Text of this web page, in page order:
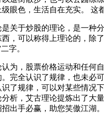
眼色，生活自在充实。 这
关于炒股的理论，是一种
，可以称得上理论的，除
字。
为，股票价格运动和任何
。完全认识了规律，也未必
识了规律，可以对某些情况
分析，艾古理论提炼出了大
出手必赢，助您笑傲江湖。